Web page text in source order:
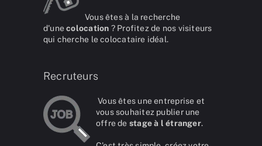
Vous êtes à la recherche
d'unecolocation ? Profitez de nos visiteurs
qui cherche le colocataire idéal.
Recruteurs
Vous êtes une entreprise et
vous souhaitez publier une
offre de stage à l étranger.